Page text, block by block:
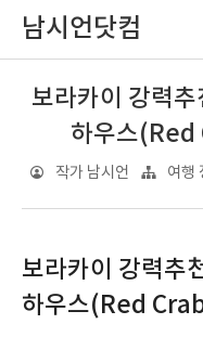
남시언닷컴
보라카이 강력
하우스
작가 남시언 여행
보라카이 강력추
하우스(Red